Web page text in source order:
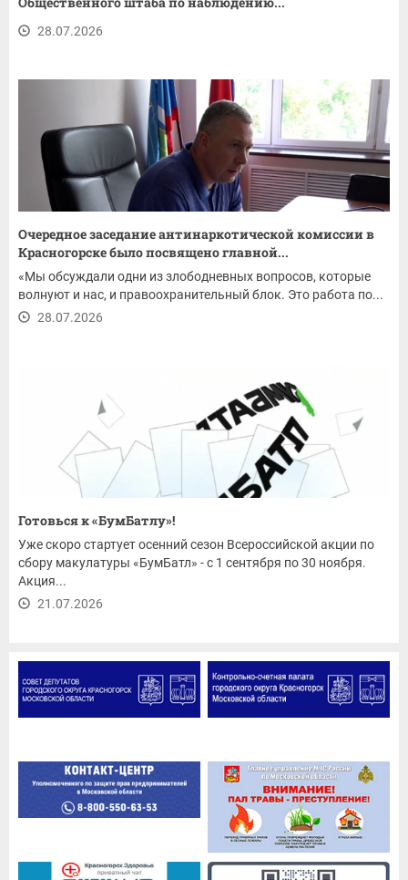
28.07.2026
Очередное заседание антинаркотической комиссии в
Красногорске было посвящено главной...
«Мы обсуждали одни из злободневных вопросов, которые
волнуют и нас, и правоохранительный блок. Это работа по...
28.07.2026
Готовься к «БумБатлу»!
Уже скоро стартует осенний сезон Всероссийской акции по
сбору макулатуры «БумБатл» - с 1 сентября по 30 ноября.
Акция...
21.07.2026